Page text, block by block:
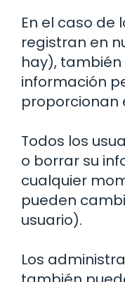
En el caso de
registran en
hay),
información
proporcionan
Todos los
o borrar su
cualquier
pueden
usuario).
Los